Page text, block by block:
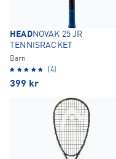
HEADNOVAK 25 JR
TENNISRACKET
Barn
(4)
399 kr